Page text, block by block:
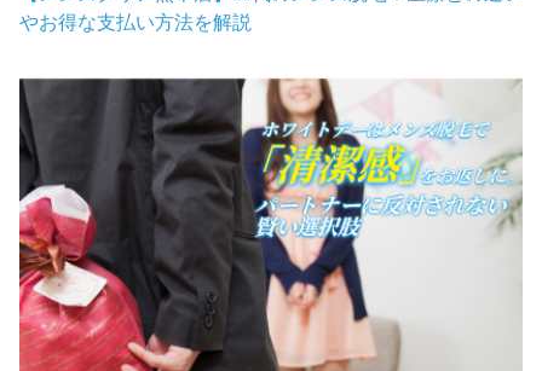
やお得な支払い方法を解説